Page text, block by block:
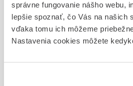
správne fungovanie nášho webu,
lepšie spoznať, čo Vás na našich
vďaka tomu ich môžeme
Nastavenia cookies môžete
Stav
D - Registrácia bez obmedzenia
Typ registračnej procedúry